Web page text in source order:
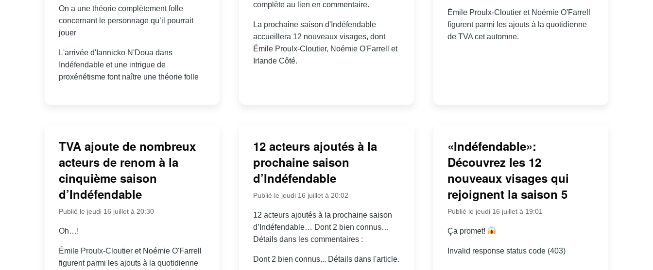
On a une théorie complètement folle
concernant le personnage qu’il pourrait
jouer
L'arrivée d'Iannicko N'Doua dans
Indéfendable et une intrigue de
proxénétisme font naître une théorie folle
complète au lien en commentaire.
La prochaine saison d'Indéfendable
accueillera 12 nouveaux visages, dont
Émile Proulx-Cloutier, Noémie O'Farrell et
Irlande Côté.
Émile Proulx-Cloutier et Noémie O'Farrell
figurent parmi les ajouts à la quotidienne
de TVA cet automne.
TVA ajoute de nombreux
acteurs de renom à la
cinquième saison
d’Indéfendable
Publié le jeudi 16 juillet à 20:30
Oh…!
Émile Proulx-Cloutier et Noémie O'Farrell
figurent parmi les ajouts à la quotidienne
12 acteurs ajoutés à la
prochaine saison
d’Indéfendable
Publié le jeudi 16 juillet à 20:02
12 acteurs ajoutés à la prochaine saison
d’Indéfendable… Dont 2 bien connus…
Détails dans les commentaires :
Dont 2 bien connus... Détails dans l'article.
«Indéfendable»:
Découvrez les 12
nouveaux visages qui
rejoignent la saison 5
Publié le jeudi 16 juillet à 19:01
Ça promet!
Invalid response status code (403)